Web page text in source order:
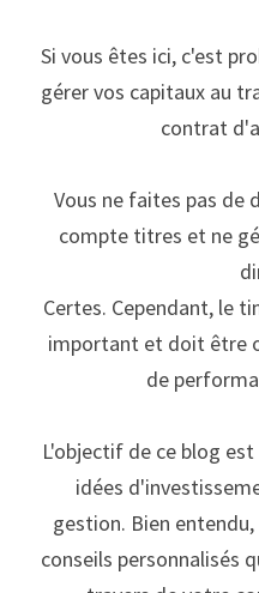
Si vous êtes ici, c'est
gérer vos capitaux au
contrat
Vous ne faites pas de
compte titres et ne
Certes. Cependant, le
important et doit être
de
L'objectif de ce blog
idées
gestion. Bien
conseils personnalisés